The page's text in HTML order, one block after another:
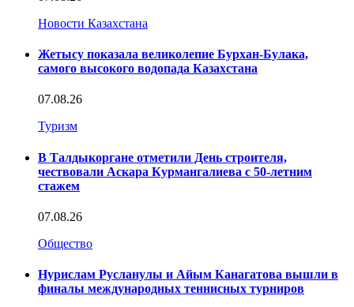
Новости Казахстана
Жетысу показала великолепие Бурхан-Булака,
самого высокого водопада Казахстана
07.08.26
Туризм
В Талдыкоргане отметили День строителя,
чествовали Аскара Курмангалиева с 50-летним
стажем
07.08.26
Общество
Нурислам Русланулы и Айым Канагатова вышли в
финалы международных теннисных турниров